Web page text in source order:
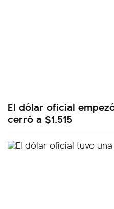
El dólar oficial
cerró a $1.515